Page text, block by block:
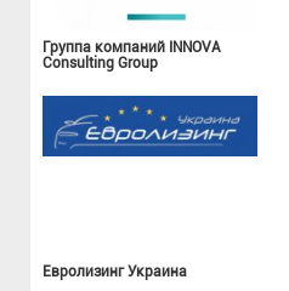
Группа компаний INNOVA
Consulting Group
Евролизинг Украина